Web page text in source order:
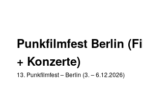
Punkfilmfest Berlin
+ Konzerte)
13. Punkfilmfest – Berlin (3. – 6.12.2026)